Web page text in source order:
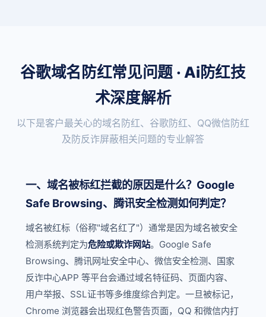
谷歌域名防红常见问题 · Ai防红技
术深度解析
以下是客户最关心的域名防红、谷歌防红、QQ微信防红
及防反诈屏蔽相关问题的专业解答
一、域名被标红拦截的原因是什么？Google
Safe Browsing、腾讯安全检测如何判定？
域名被红标（俗称"域名红了"）通常是因为域名被安全
检测系统判定为危险或欺诈网站。Google Safe
Browsing、腾讯网址安全中心、微信安全检测、国家
反诈中心APP 等平台会通过域名特征码、页面内容、
用户举报、SSL证书等多维度综合判定。一旦被标记，
Chrome 浏览器会出现红色警告页面，QQ 和微信内打